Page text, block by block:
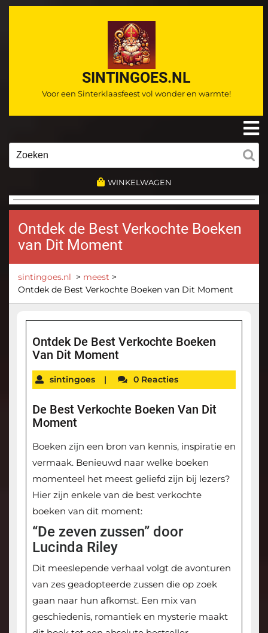
Ga
SINTINGOES.NL
Voor een Sinterklaasfeest vol wonder en warmte!
WINKELWAGEN
Ontdek de Best Verkochte Boeken
van Dit Moment
sintingoes.nl > meest >
Ontdek de Best Verkochte Boeken van Dit Moment
Ontdek De Best Verkochte Boeken
Van Dit Moment
sintingoes | 0 Reacties
De Best Verkochte Boeken Van Dit
Moment
Boeken zijn een bron van kennis, inspiratie en
vermaak. Benieuwd naar welke boeken
momenteel het meest geliefd zijn bij lezers?
Hier zijn enkele van de best verkochte
boeken van dit moment:
“De zeven zussen” door
Lucinda Riley
Dit meeslepende verhaal volgt de avonturen
van zes geadopteerde zussen die op zoek
gaan naar hun afkomst. Een mix van
geschiedenis, romantiek en mysterie maakt